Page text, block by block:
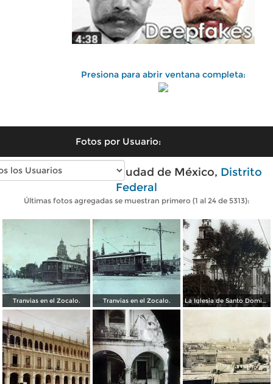
Presiona para abrir ventana completa:
Fotos por Usuario:
Fotos antiguas de Ciudad de México, Distrito
Federal
Últimas fotos agregadas se muestran primero (1 al 24 de 5313):
Tranvias en el Zocalo. Tranvias en el Zocalo. La Iglesia de Santo Domingo.